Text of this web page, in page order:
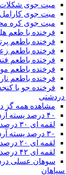
میت جوی شکلات
میت جوی کارامل
میت جوی کره
فرخنده با طعم
فرخنده باطعم
فرخنده باطعم
فرخنده باطعم
فرخنده باطعم
فرخنده باطعم
فرخنده جو با
دردشتی
مشاهده همه گز
۴۰ درصد پسته آردی
لقمه ای ۳۰ درصد پسته
۳۰ درصد پسته آردی
لقمه ای ۲۰ درصد پسته
لقمه ای ۴۲ درصد پسته
سوهان عسلی